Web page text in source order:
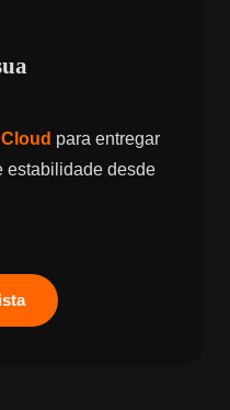
para entregar
estabilidade desde